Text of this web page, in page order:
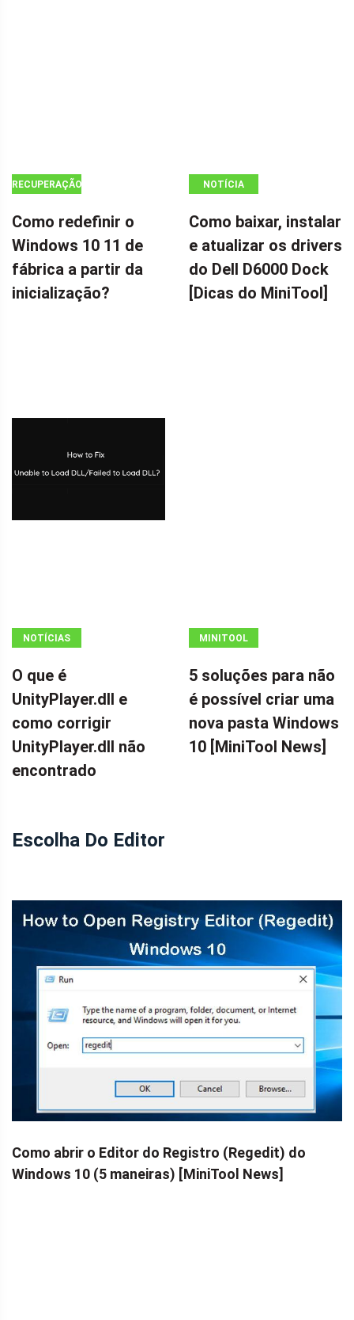
RECUPERAÇÃO
Como redefinir o
Windows 10 11 de
fábrica a partir da
inicialização?
NOTÍCIA
Como baixar, instalar
e atualizar os drivers
do Dell D6000 Dock
[Dicas do MiniTool]
NOTÍCIAS
O que é
UnityPlayer.dll e
como corrigir
UnityPlayer.dll não
encontrado
MINITOOL
5 soluções para não
é possível criar uma
nova pasta Windows
10 [MiniTool News]
Escolha Do Editor
Como abrir o Editor do Registro (Regedit) do
Windows 10 (5 maneiras) [MiniTool News]